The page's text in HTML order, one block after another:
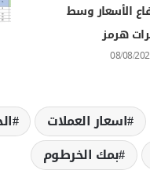
الأسعار وسط
هرمز
08/08/
اسعار العملات
بمك الخرطوم